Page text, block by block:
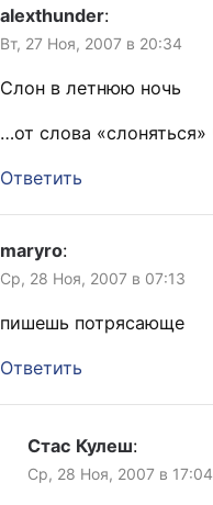
alexthunder:
Вт, 27 Ноя, 2007 в 20:34
Слон в летнюю ночь
…от слова «слоняться»
Ответить
maryro:
Ср, 28 Ноя, 2007 в 07:13
пишешь потрясающе
Ответить
Стас Кулеш:
Ср, 28 Ноя, 2007 в 17:04